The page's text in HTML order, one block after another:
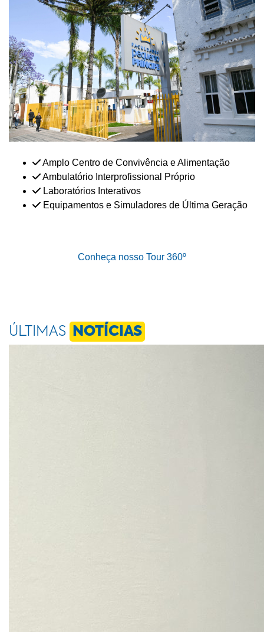
Amplo Centro de Convivência e Alimentação
Ambulatório Interprofissional Próprio
Laboratórios Interativos
Equipamentos e Simuladores de Última Geração
Conheça nosso Tour 360º
ÚLTIMAS NOTÍCIAS